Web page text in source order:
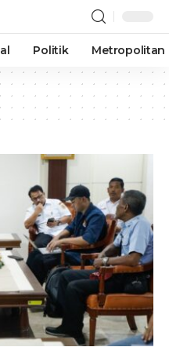
Politik Metropolitan